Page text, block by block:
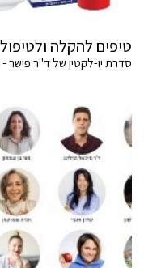
טיפים להקלה
סדרת יו-לקטין של ד"ר פישר -